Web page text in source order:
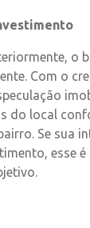
o
Com o
do local
Se sua
esse